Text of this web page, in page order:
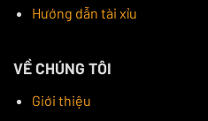
Hướng dẫn tài xỉu
VỀ CHÚNG TÔI
Giới thiệu